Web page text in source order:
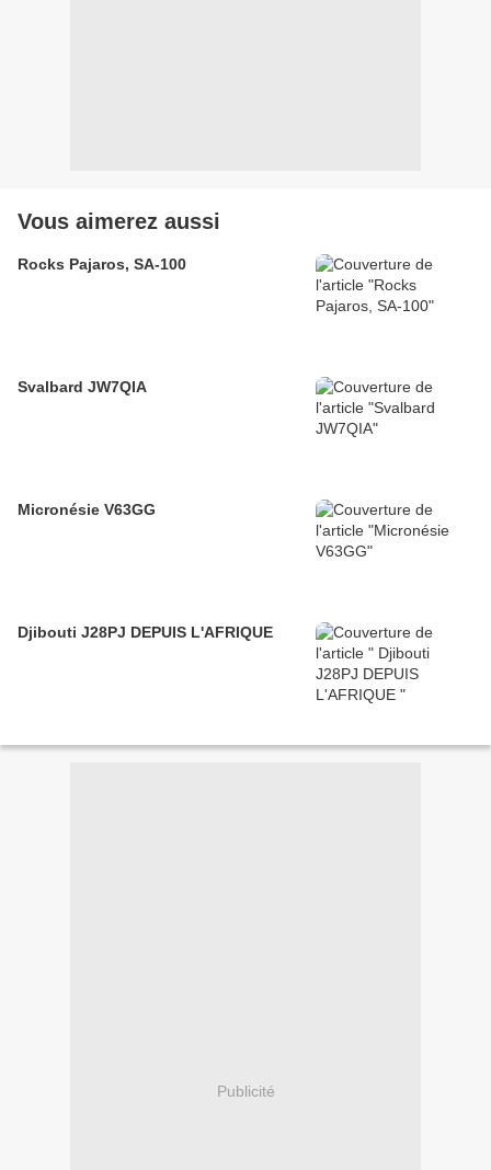
Vous aimerez aussi
Rocks Pajaros, SA-100
Svalbard JW7QIA
Micronésie V63GG
Djibouti J28PJ DEPUIS L'AFRIQUE
Publicité